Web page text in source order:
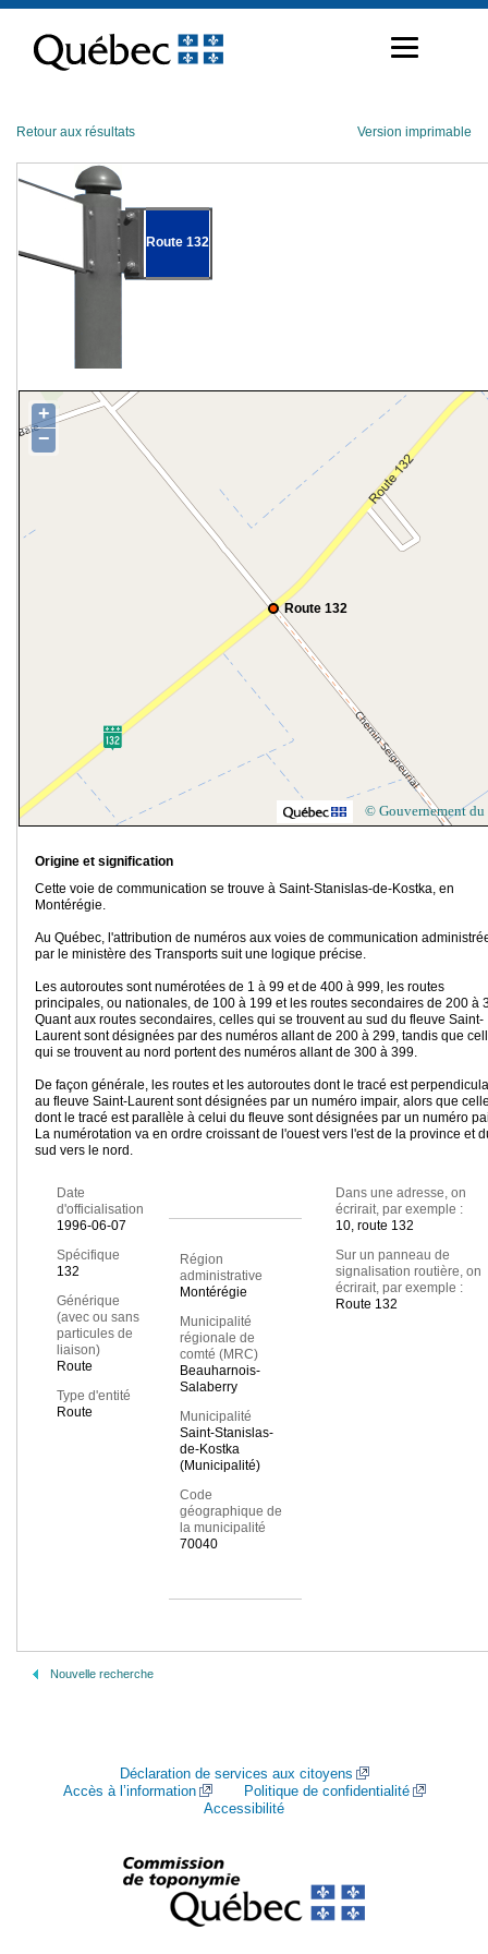
contenu
Retour aux résultats Version imprimable
Route 132
Route 132
+
−
© Gouvernement du
Origine et signification
Cette voie de communication se trouve à Saint-Stanislas-de-Kostka, en
Montérégie.
Au Québec, l'attribution de numéros aux voies de communication
par le ministère des Transports suit une logique précise.
Les autoroutes sont numérotées de 1 à 99 et de 400 à 999, les routes
principales, ou nationales, de 100 à 199 et les routes secondaires de 200 à
Quant aux routes secondaires, celles qui se trouvent au sud du fleuve Saint-
Laurent sont désignées par des numéros allant de 200 à 299, tandis que
qui se trouvent au nord portent des numéros allant de 300 à 399.
De façon générale, les routes et les autoroutes dont le tracé est
au fleuve Saint-Laurent sont désignées par un numéro impair, alors que
dont le tracé est parallèle à celui du fleuve sont désignées par un numéro
La numérotation va en ordre croissant de l'ouest vers l'est de la province et
sud vers le nord.
Date
d'officialisation
1996-06-07
Spécifique
132
Générique
(avec ou sans
particules de
liaison)
Route
Type d'entité
Route
Région
administrative
Montérégie
Municipalité
régionale de
comté (MRC)
Beauharnois-
Salaberry
Municipalité
Saint-Stanislas-
de-Kostka
(Municipalité)
Code
géographique de
la municipalité
70040
Dans une adresse, on
écrirait, par exemple :
10, route 132
Sur un panneau de
signalisation routière, on
écrirait, par exemple :
Route 132
Nouvelle recherche
Déclaration de services aux citoyens
Accès à l’information
Politique de confidentialité
Accessibilité